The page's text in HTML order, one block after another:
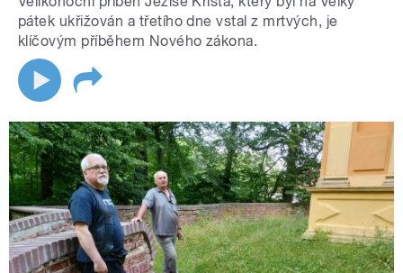
pátek ukřižován a třetího dne vstal z mrtvých, je
klíčovým příběhem Nového zákona.